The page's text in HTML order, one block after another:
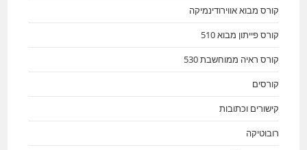
קורס מבוא אווירודינמיקה
קורס פייתון מבוא 510
קורס ראיה ממוחשבת 530
קורסים
קישורים וכתובות
רובוטיקה